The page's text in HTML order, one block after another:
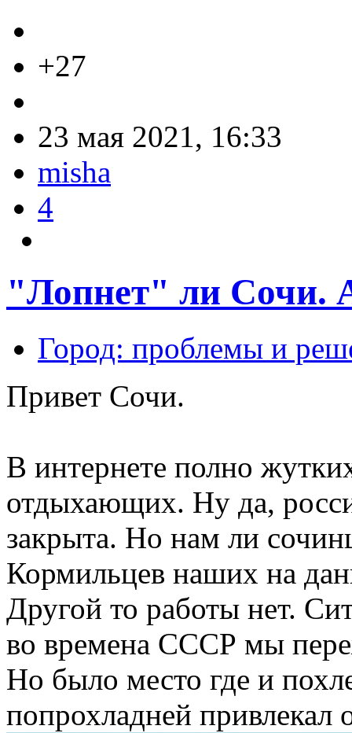
+27
23 мая 2021, 16:33
misha
4
"Лопнет" ли Сочи.
Город: проблемы и
Привет Сочи.
В интернете полно
отдыхающих. Ну да,
закрыта. Но нам ли
Кормильцев наших на
Другой то работы нет.
во времена СССР мы
Но было место где и
попрохладней привлекал